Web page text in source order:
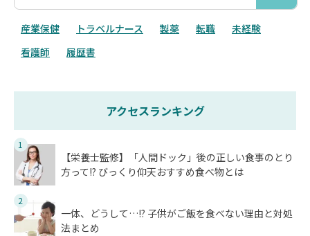
産業保健 トラベルナース 製薬 転職
未経験
看護師
履歴書
アクセスランキング
1
【栄養士監修】「人間ドック」後の正しい食事のとり
方って!? びっくり仰天おすすめ食べ物とは
2
一体、どうして…!? 子供がご飯を食べない理由と対処
法まとめ